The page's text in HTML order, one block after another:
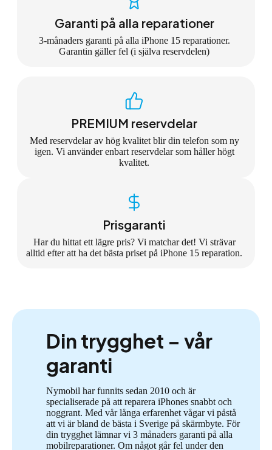
Garanti på alla reparationer
3-månaders garanti på alla iPhone 15 reparationer.
Garantin gäller fel (i själva reservdelen)
PREMIUM reservdelar
Med reservdelar av hög kvalitet blir din telefon som ny
igen. Vi använder enbart reservdelar som håller högt
kvalitet.
Prisgaranti
Har du hittat ett lägre pris? Vi matchar det! Vi strävar
alltid efter att ha det bästa priset på iPhone 15 reparation.
Din trygghet – vår
garanti
Nymobil har funnits sedan 2010 och är
specialiserade på att reparera iPhones snabbt och
noggrant. Med vår långa erfarenhet vågar vi påstå
att vi är bland de bästa i Sverige på skärmbyte. För
din trygghet lämnar vi 3 månaders garanti på alla
mobilreparationer. Om något går fel under den